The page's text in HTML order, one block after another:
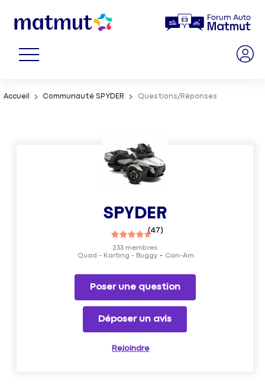
Accueil Communauté SPYDER Questions/Réponses
SPYDER
(47)
Quad - Karting - Buggy Can-Am
233 membres
Poser une question
Déposer un avis
Rejoindre